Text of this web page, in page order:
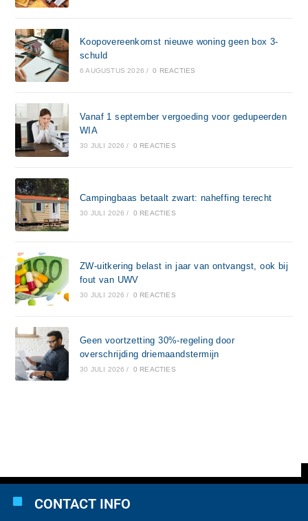
Koopovereenkomst nieuwe woning geen box 3-
schuld
6 AUGUSTUS 2026 / 0 REACTIES
Vanaf 1 september vergoeding voor gedupeerden
WIA
30 JULI 2026 / 0 REACTIES
Campingbaas betaalt zwart: naheffing terecht
30 JULI 2026 / 0 REACTIES
ZW-uitkering belast in jaar van ontvangst, ook bij
fout van UWV
30 JULI 2026 / 0 REACTIES
Geen voortzetting 30%-regeling door
overschrijding driemaandstermijn
30 JULI 2026 / 0 REACTIES
CONTACT INFO